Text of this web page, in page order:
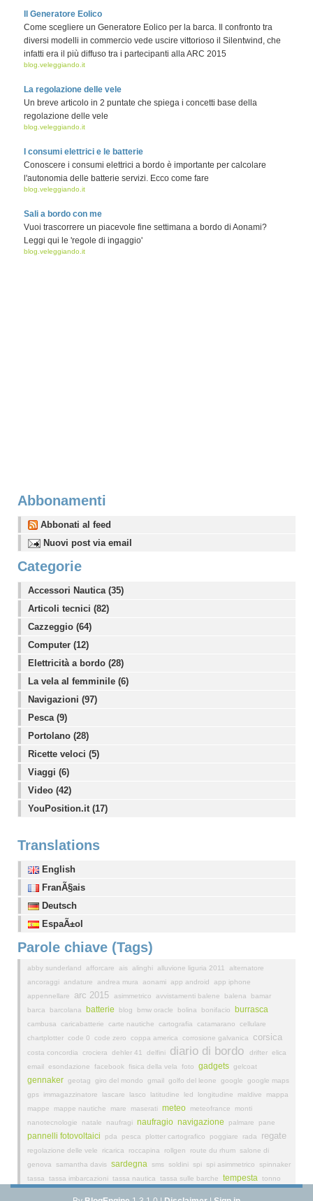
Il Generatore Eolico
Come scegliere un Generatore Eolico per la barca. Il confronto tra
diversi modelli in commercio vede uscire vittorioso il Silentwind, che
infatti era il più diffuso tra i partecipanti alla ARC 2015
blog.veleggiando.it
La regolazione delle vele
Un breve articolo in 2 puntate che spiega i concetti base della
regolazione delle vele
blog.veleggiando.it
I consumi elettrici e le batterie
Conoscere i consumi elettrici a bordo è importante per calcolare
l'autonomia delle batterie servizi. Ecco come fare
blog.veleggiando.it
Sali a bordo con me
Vuoi trascorrere un piacevole fine settimana a bordo di Aonami?
Leggi qui le 'regole di ingaggio'
blog.veleggiando.it
Abbonamenti
Abbonati al feed
Nuovi post via email
Categorie
Accessori Nautica (35)
Articoli tecnici (82)
Cazzeggio (64)
Computer (12)
Elettricità a bordo (28)
La vela al femminile (6)
Navigazioni (97)
Pesca (9)
Portolano (28)
Ricette veloci (5)
Viaggi (6)
Video (42)
YouPosition.it (17)
Translations
English
FranÃ§ais
Deutsch
EspaÃ±ol
Parole chiave (Tags)
abby sunderland afforcare ais alinghi alluvione liguria 2011
alternatore
ancoraggi andature andrea mura aonami app android
app iphone
appennellare
arc 2015 asimmetrico avvistamenti balene balena
bamar
barca
barcolana batterie blog bmw oracle bolina bonifacio burrasca
cambusa caricabatterie carte nautiche cartografia catamarano
cellulare
chartplotter code 0 code zero coppa america corrosione galvanica corsica
costa concordia crociera dehler 41 delfini diario di bordo drifter elica
email esondazione facebook fisica della vela foto gadgets gelcoat
gennaker geotag giro del mondo gmail golfo del leone google
google maps
gps
immagazzinatore lascare lasco latitudine led longitudine maldive
mappa
mappe
mappe nautiche mare maserati meteo meteofrance
monti
nanotecnologie
natale naufragi naufragio navigazione palmare pane
pannelli fotovoltaici pda pesca plotter cartografico poggiare rada regate
regolazione delle vele ricarica roccapina rollgen route du rhum
salone di
genova
samantha davis sardegna sms soldini spi spi asimmetrico
spinnaker
tassa
tassa imbarcazioni tassa nautica tassa sulle barche tempesta
tonno
vento